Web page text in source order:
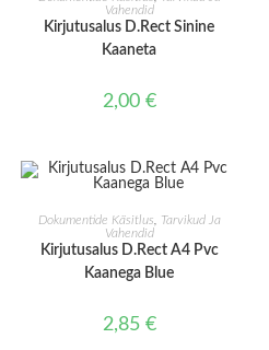
Vahendid
Kirjutusalus D.Rect Sinine
Kaaneta
2,00 €
LISA KORVI
Dokumentide Käsitlus
Tarvikud Ja
Vahendid
Kirjutusalus D.Rect A4 Pvc
Kaanega Blue
2,85 €